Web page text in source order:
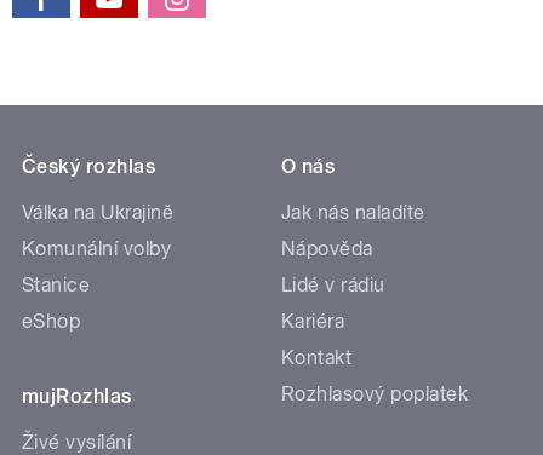
Český rozhlas
Válka na Ukrajině
Komunální volby
Stanice
eShop
mujRozhlas
Živé vysílání
O nás
Jak nás naladíte
Nápověda
Lidé v rádiu
Kariéra
Kontakt
Rozhlasový poplatek